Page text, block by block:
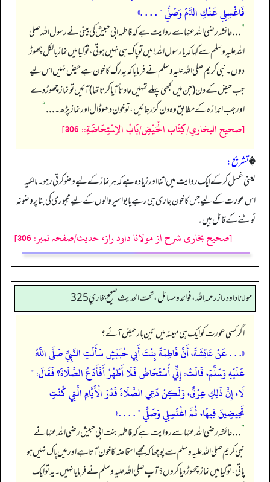
فَاغْسِلِي عَنْكِ الدَّمَ وَصَلِّي " . . . .»
”. . . عائشہ رضی اللہ عنہا سے روایت ہے کہ فاطمہ ابی حبیش کی بیٹی نے رسول اللہ صلی
اللہ علیہ وسلم سے کہا کہ یا رسول اللہ! میں تو پاک ہی نہیں ہوتی، تو کیا میں نماز بالکل چھوڑ
دوں۔ نبی کریم صلی اللہ علیہ وسلم نے فرمایا کہ یہ رگ کا خون ہے حیض نہیں اس لیے
جب حیض کے دن (جن میں کبھی پہلے تمہیں عادتاً آیا کرتا تھا) آئیں تو نماز چھوڑ دے
اور جب اندازہ کے مطابق وہ دن گزر جائیں، تو خون دھو ڈال اور نماز پڑھ۔ . . .“
[صحيح البخاري/كِتَاب الْحَيْضِ/بَابُ الاِسْتِحَاضَةِ:: 306]
�تشریح:
یعنی غسل کر کے ایک روایت میں اتنا اور زیادہ ہے کہ ہر نماز کے لیے وضو کرتی رہو۔ مالکیہ
اس عورت کے لیے جس کا خون جاری ہی رہے یا بواسیر والوں کے لیے مجبوری کی بنا پر وضو نہ
ٹوٹنے کے قائل ہیں۔
[صحیح بخاری شرح از مولانا داود راز، حدیث/صفحہ نمبر: 306]
مولانا داود راز رحمه الله، فوائد و مسائل، تحت الحديث صحيح بخاري 325
اگر کسی عورت کو ایک ہی مہینہ میں تین بار حیض آئے؟
«. . . عَنْ عَائِشَةَ، أَنَّ فَاطِمَةَ بِنْتَ أَبِي حُبَيْشٍ سَأَلَتِ النَّبِيَّ صَلَّى اللَّهُ
عَلَيْهِ وَسَلَّمَ، قَالَتْ: إِنِّي أُسْتَحَاضُ فَلَا أَطْهُرُ أَفَأَدَعُ الصَّلَاةَ؟ فَقَالَ: "
لَا، إِنَّ ذَلِكِ عِرْقٌ، وَلَكِنْ دَعِي الصَّلَاةَ قَدْرَ الْأَيَّامِ الَّتِي كُنْتِ
تَحِيضِينَ فِيهَا، ثُمَّ اغْتَسِلِي وَصَلِّي " . . . .»
”. . . عائشہ رضی اللہ عنہا سے روایت ہے کہ فاطمہ بنت ابی حبیش رضی اللہ عنہا نے
نبی کریم صلی اللہ علیہ وسلم سے پوچھا کہ مجھے استحاضہ کا خون آتا ہے اور میں پاک نہیں ہو
پاتی، تو کیا میں نماز چھوڑ دیا کروں؟ آپ صلی اللہ علیہ وسلم نے فرمایا نہیں۔ یہ تو ایک